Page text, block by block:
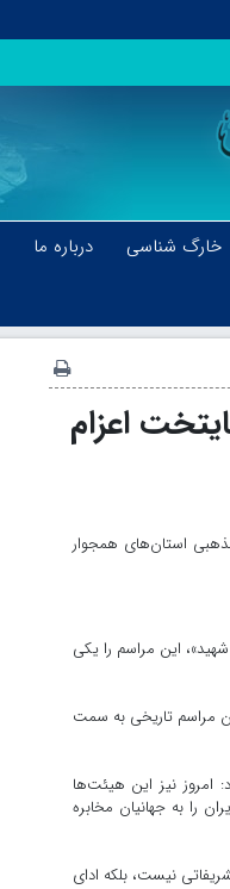
خارگ شناسی درباره ما
اعزام
استان‌های همجوار
این مراسم را یکی
مراسم تاریخی به سمت
نیز این هیئت‌ها
را به جهانیان مخابره
نیست، بلکه ادای